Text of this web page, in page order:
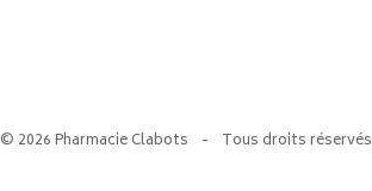
© 2026 Pharmacie Clabots - Tous droits réservés